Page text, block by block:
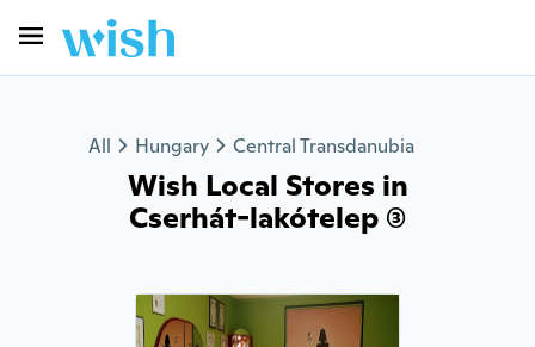
All Hungary Central Transdanubia
Wish Local Stores in
Cserhát-lakótelep (3)